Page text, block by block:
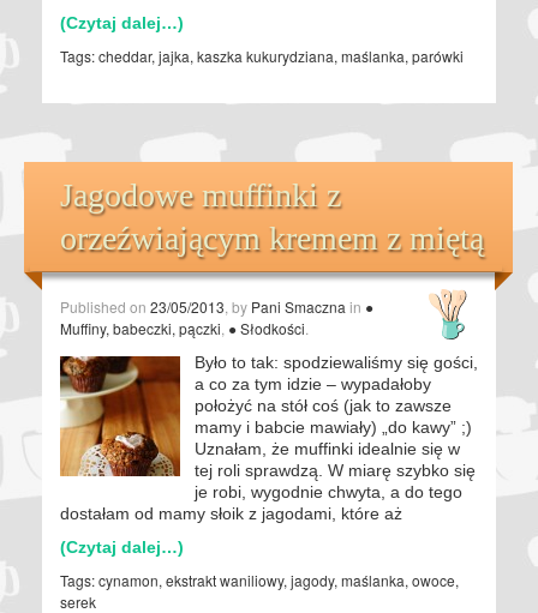
(Czytaj dalej…)
Tags:cheddar, jajka, kaszka kukurydziana, maślanka, parówki
Jagodowe muffinki z
orzeźwiającym kremem z miętą
Published on 23/05/2013 , by Pani Smaczna in ●
Muffiny, babeczki, pączki ● Słodkości
Było to tak: spodziewaliśmy się gości,
a co za tym idzie – wypadałoby
położyć na stół coś (jak to zawsze
mamy i babcie mawiały) „do kawy” ;)
Uznałam, że muffinki idealnie się w
tej roli sprawdzą. W miarę szybko się
je robi, wygodnie chwyta, a do tego
dostałam od mamy słoik z jagodami, które aż
(Czytaj dalej…)
Tags:cynamon, ekstrakt waniliowy, jagody, maślanka, owoce,
serek